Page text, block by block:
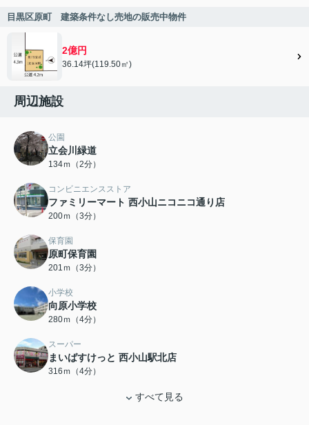
目黒区原町 建築条件なし売地の販売中物件
2億円
36.14坪(119.50㎡)
周辺施設
公園
立会川緑道
134ｍ（2分）
コンビニエンスストア
ファミリーマート 西小山ニコニコ通り店
200ｍ（3分）
保育園
原町保育園
201ｍ（3分）
小学校
向原小学校
280ｍ（4分）
スーパー
まいばすけっと 西小山駅北店
316ｍ（4分）
すべて見る